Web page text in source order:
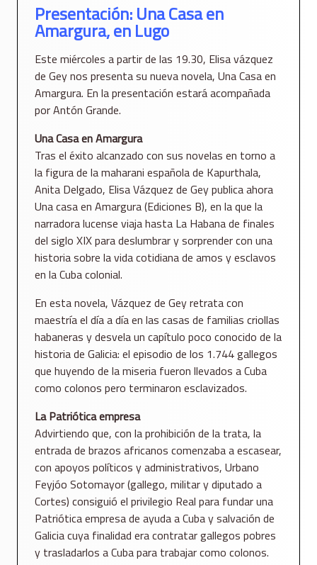
Presentación: Una Casa en
Amargura, en Lugo
Este miércoles a partir de las 19.30, Elisa vázquez
de Gey nos presenta su nueva novela, Una Casa en
Amargura. En la presentación estará acompañada
por Antón Grande.
Una Casa en Amargura
Tras el éxito alcanzado con sus novelas en torno a
la figura de la maharani española de Kapurthala,
Anita Delgado, Elisa Vázquez de Gey publica ahora
Una casa en Amargura (Ediciones B), en la que la
narradora lucense viaja hasta La Habana de finales
del siglo XIX para deslumbrar y sorprender con una
historia sobre la vida cotidiana de amos y esclavos
en la Cuba colonial.
En esta novela, Vázquez de Gey retrata con
maestría el día a día en las casas de familias criollas
habaneras y desvela un capítulo poco conocido de la
historia de Galicia: el episodio de los 1.744 gallegos
que huyendo de la miseria fueron llevados a Cuba
como colonos pero terminaron esclavizados.
La Patriótica empresa
Advirtiendo que, con la prohibición de la trata, la
entrada de brazos africanos comenzaba a escasear,
con apoyos políticos y administrativos, Urbano
Feyjóo Sotomayor (gallego, militar y diputado a
Cortes) consiguió el privilegio Real para fundar una
Patriótica empresa de ayuda a Cuba y salvación de
Galicia cuya finalidad era contratar gallegos pobres
y trasladarlos a Cuba para trabajar como colonos.